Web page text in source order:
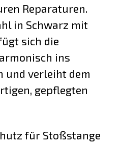
Reparaturen.
in Schwarz mit
sich die
ins
und verleiht dem
gepflegten
für Stoßstange